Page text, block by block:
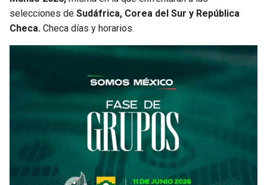
selecciones de Sudáfrica, Corea del Sur y República
Checa. Checa días y horarios.